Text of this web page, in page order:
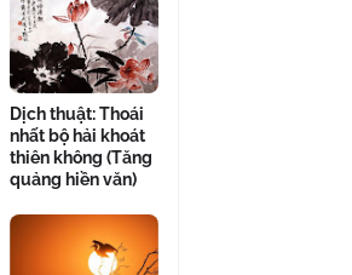
Dịch thuật: Thoái
nhất bộ hải khoát
thiên không (Tăng
quảng hiền văn)